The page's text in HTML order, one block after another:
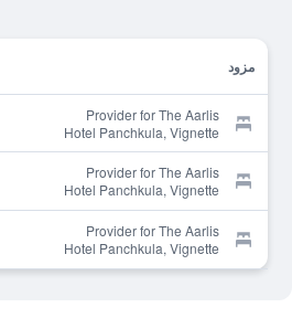
مزود
Provider for The Aarlis
Hotel Panchkula, Vignette
Collection by IHG
Provider for The Aarlis
Hotel Panchkula, Vignette
Collection by IHG
Provider for The Aarlis
Hotel Panchkula, Vignette
Collection by IHG